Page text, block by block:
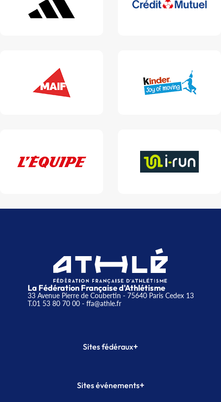
La Fédération Française d'Athlétisme
33 Avenue Pierre de Coubertin - 75640 Paris Cedex 13
T.01 53 80 70 00- ffa@athle.fr
Sites fédéraux+
Plateforme Formation
Sites événements+